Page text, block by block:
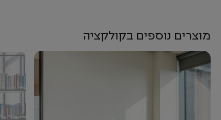
מוצרים נוספים בקולקציה